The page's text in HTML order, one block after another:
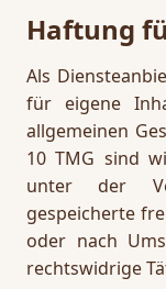
Haftung
Als
für eigene
allgemeinen
10 TMG sind
unter der
gespeicherte
oder nach
rechtswidrige